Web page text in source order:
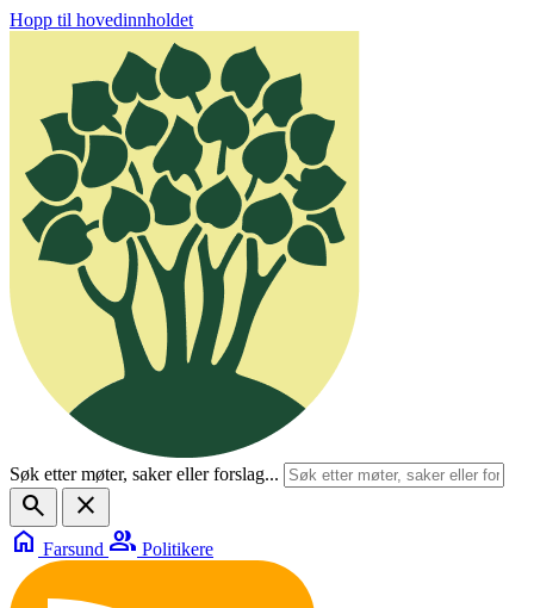
Hopp til hovedinnholdet
Søk etter møter, saker eller forslag...
search
close
home Farsund group Politikere